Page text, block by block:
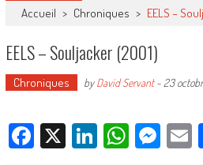
Accueil > Chroniques > EELS –
EELS – Souljacker (2001)
Chroniques byDavid Servant- 23
Facebook
X LinkedIn